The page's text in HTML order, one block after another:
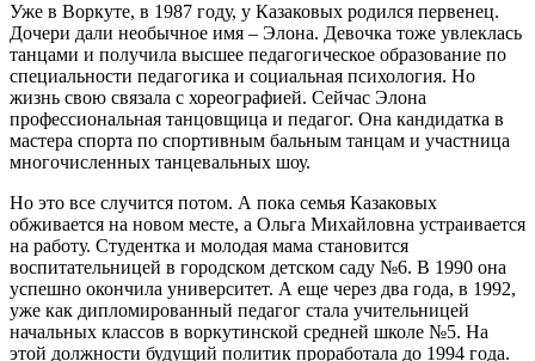
Уже в Воркуте, в 1987 году, у Казаковых родился первенец.
Дочери дали необычное имя – Элона. Девочка тоже увлеклась
танцами и получила высшее педагогическое образование по
специальности педагогика и социальная психология. Но
жизнь свою связала с хореографией. Сейчас Элона
профессиональная танцовщица и педагог. Она кандидатка в
мастера спорта по спортивным бальным танцам и участница
многочисленных танцевальных шоу.
Но это все случится потом. А пока семья Казаковых
обживается на новом месте, а Ольга Михайловна устраивается
на работу. Студентка и молодая мама становится
воспитательницей в городском детском саду №6. В 1990 она
успешно окончила университет. А еще через два года, в 1992,
уже как дипломированный педагог стала учительницей
начальных классов в воркутинской средней школе №5. На
этой должности будущий политик проработала до 1994 года.